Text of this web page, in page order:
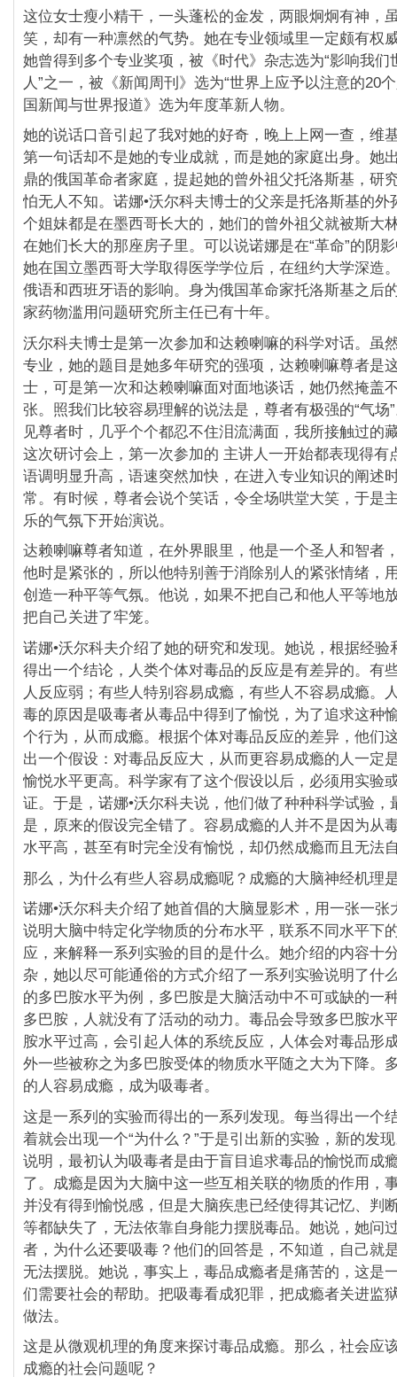
这位女士瘦小精干，一头蓬松的金发，两眼炯炯有神，
笑，却有一种凛然的气势。她在专业领域里一定颇有权
她曾得到多个专业奖项，被《时代》杂志选为“影响我们
人”之一，被《新闻周刊》选为“世界上应予以注意的20
国新闻与世界报道》选为年度革新人物。
她的说话口音引起了我对她的好奇，晚上上网一查，维
第一句话却不是她的专业成就，而是她的家庭出身。她
鼎的俄国革命者家庭，提起她的曾外祖父托洛斯基，研
怕无人不知。诺娜•沃尔科夫博士的父亲是托洛斯基的外
个姐妹都是在墨西哥长大的，她们的曾外祖父就被斯大
在她们长大的那座房子里。可以说诺娜是在“革命”的阴
她在国立墨西哥大学取得医学学位后，在纽约大学深造
俄语和西班牙语的影响。身为俄国革命家托洛斯基之后
家药物滥用问题研究所主任已有十年。
沃尔科夫博士是第一次参加和达赖喇嘛的科学对话。虽
专业，她的题目是她多年研究的强项，达赖喇嘛尊者是
士，可是第一次和达赖喇嘛面对面地谈话，她仍然掩盖
张。照我们比较容易理解的说法是，尊者有极强的“气场
见尊者时，几乎个个都忍不住泪流满面，我所接触过的
这次研讨会上，第一次参加的 主讲人一开始都表现得有
语调明显升高，语速突然加快，在进入专业知识的阐述
常。有时候，尊者会说个笑话，令全场哄堂大笑，于是
乐的气氛下开始演说。
达赖喇嘛尊者知道，在外界眼里，他是一个圣人和智者
他时是紧张的，所以他特别善于消除别人的紧张情绪，
创造一种平等气氛。他说，如果不把自己和他人平等地
把自己关进了牢笼。
诺娜•沃尔科夫介绍了她的研究和发现。她说，根据经验
得出一个结论，人类个体对毒品的反应是有差异的。有
人反应弱；有些人特别容易成瘾，有些人不容易成瘾。
毒的原因是吸毒者从毒品中得到了愉悦，为了追求这种
个行为，从而成瘾。根据个体对毒品反应的差异，他们
出一个假设：对毒品反应大，从而更容易成瘾的人一定
愉悦水平更高。科学家有了这个假设以后，必须用实验
证。于是，诺娜•沃尔科夫说，他们做了种种科学试验，
是，原来的假设完全错了。容易成瘾的人并不是因为从
水平高，甚至有时完全没有愉悦，却仍然成瘾而且无法
那么，为什么有些人容易成瘾呢？成瘾的大脑神经机理
诺娜•沃尔科夫介绍了她首倡的大脑显影术，用一张一张
说明大脑中特定化学物质的分布水平，联系不同水平下
应，来解释一系列实验的目的是什么。她介绍的内容十
杂，她以尽可能通俗的方式介绍了一系列实验说明了什
的多巴胺水平为例，多巴胺是大脑活动中不可或缺的一
多巴胺，人就没有了活动的动力。毒品会导致多巴胺水
胺水平过高，会引起人体的系统反应，人体会对毒品形
外一些被称之为多巴胺受体的物质水平随之大为下降。
的人容易成瘾，成为吸毒者。
这是一系列的实验而得出的一系列发现。每当得出一个
着就会出现一个“为什么？”于是引出新的实验，新的发
说明，最初认为吸毒者是由于盲目追求毒品的愉悦而成
了。成瘾是因为大脑中这一些互相关联的物质的作用，
并没有得到愉悦感，但是大脑疾患已经使得其记忆、判
等都缺失了，无法依靠自身能力摆脱毒品。她说，她问
者，为什么还要吸毒？他们的回答是，不知道，自己就
无法摆脱。她说，事实上，毒品成瘾者是痛苦的，这是
们需要社会的帮助。把吸毒看成犯罪，把成瘾者关进监
做法。
这是从微观机理的角度来探讨毒品成瘾。那么，社会应
成瘾的社会问题呢？